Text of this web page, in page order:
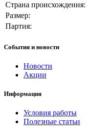
Страна происхождения:
Размер:
Партия:
События и новости
Новости
Акции
Информация
Условия работы
Полезные статьи